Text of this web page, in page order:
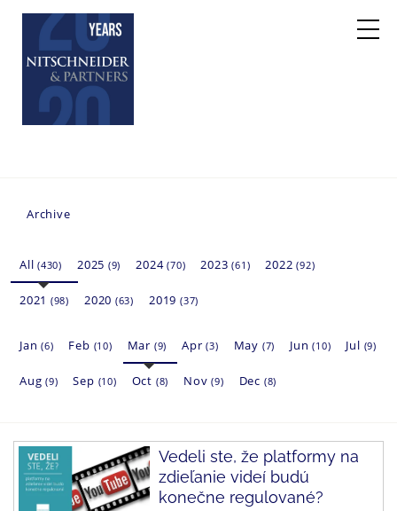
Archive
All(430) 2025 (9) 2024(70) 2023(61) 2022(92)
2021 (98) 2020 (63) 2019 (37)
Jan(6) Feb (10) Mar (9) Apr(3) May (7) Jun(10) Jul (9)
Aug(9) Sep (10) Oct (8) Nov(9) Dec (8)
Vedeli ste, že platformy na
zdieľanie videí budú
konečne regulované?